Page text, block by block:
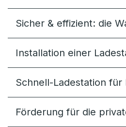
Sicher & effizient: die
Installation einer
Schnell-Ladestation
Förderung für die